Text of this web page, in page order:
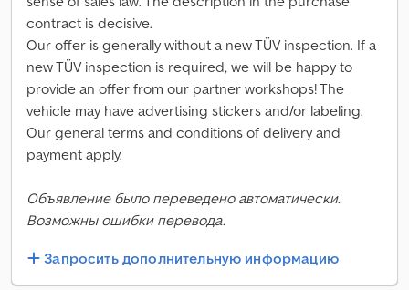
contract is decisive.
Our offer is generally without a new TÜV inspection. If a
new TÜV inspection is required, we will be happy to
provide an offer from our partner workshops! The
vehicle may have advertising stickers and/or labeling.
Our general terms and conditions of delivery and
payment apply.
Объявление было переведено автоматически.
Возможны ошибки перевода.
Запросить дополнительную информацию